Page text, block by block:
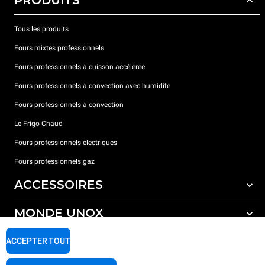
Tous les produits
Fours mixtes professionnels
Fours professionnels à cuisson accélérée
Fours professionnels à convection avec humidité
Fours professionnels à convection
Le Frigo Chaud
Fours professionnels électriques
Fours professionnels gaz
ACCESSOIRES
Tous les accessoires
Détergents pour lavage automatique
Détergents pour lavage manuel
MONDE UNOX
Nos bureaux dans le monde
SUPPORT
ACCEPTER TOUT